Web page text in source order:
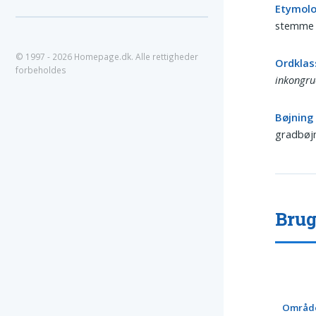
Bøjning
© 1997 - 2026 Homepage.dk. Alle rettigheder
forbeholdes